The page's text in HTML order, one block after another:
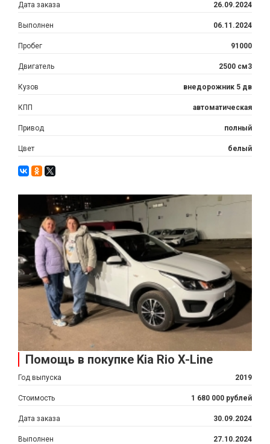
Дата заказа 26.09.2024
Выполнен 06.11.2024
Пробег 91000
Двигатель 2500 см3
Кузов внедорожник 5 дв
КПП автоматическая
Привод полный
Цвет белый
Помощь в покупке Kia Rio X-Line
Год выпуска 2019
Стоимость 1 680 000 рублей
Дата заказа 30.09.2024
Выполнен 27.10.2024